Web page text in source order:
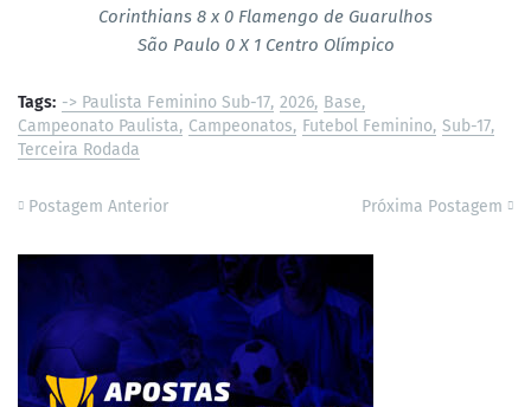
Corinthians 8 x 0 Flamengo de Guarulhos
São Paulo 0 X 1 Centro Olímpico
Tags: -> Paulista Feminino Sub-17 2026 Base
Campeonato Paulista Campeonatos Futebol Feminino Sub-17
Terceira Rodada
Postagem Anterior Próxima Postagem